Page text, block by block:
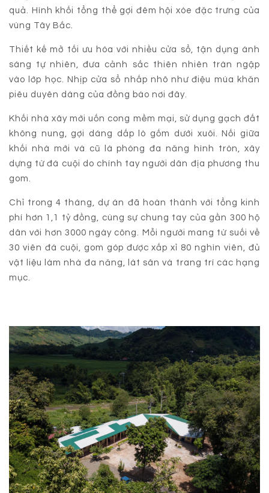
quả. Hình khối tổng thể gợi đêm hội xòe đặc trưng của
vùng Tây Bắc.
Thiết kế mở tối ưu hóa với nhiều cửa sổ, tận dụng ánh
sáng tự nhiên, đưa cảnh sắc thiên nhiên tràn ngập
vào lớp học. Nhịp cửa sổ nhấp nhô như điệu múa khăn
piêu duyên dáng của đồng bào nơi đây.
Khối nhà xây mới uốn cong mềm mại, sử dụng gạch đất
không nung, gợi dáng dấp lò gốm dưới xuôi. Nối giữa
khối nhà mới và cũ là phòng đa năng hình tròn, xây
dựng từ đá cuội do chính tay người dân địa phương thu
gom.
Chỉ trong 4 tháng, dự án đã hoàn thành với tổng kinh
phí hơn 1,1 tỷ đồng, cùng sự chung tay của gần 300 hộ
dân với hơn 3000 ngày công. Mỗi người mang từ suối về
30 viên đá cuội, gom góp được xấp xỉ 80 nghìn viên, đủ
vật liệu làm nhà đa năng, lát sân và trang trí các hạng
mục.